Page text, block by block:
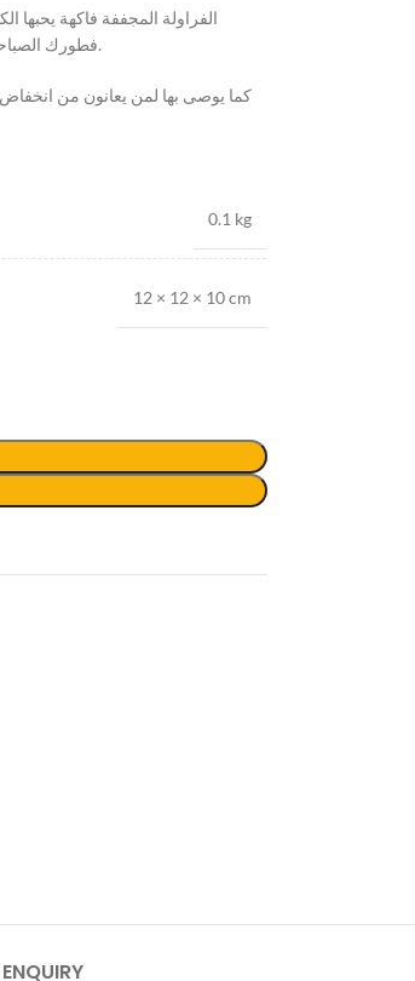
الفراولة المجففة فاكهة يحبها
فطورك الصباحي مع اللبن، أو كوجبة خفيفة صحية في الجامعة أو العمل أو التمرين.
كما يوصى بها لمن يعانون من
0.1 kg
12 × 12 × 10 cm